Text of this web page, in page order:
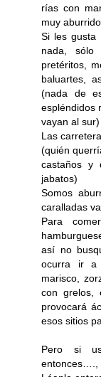
rías con
muy
Si les gusta
nada, sólo
pretéritos,
baluartes,
(nada de
espléndidos
vayan al sur)
Las
(quién
castaños y
jabatos)
Somos
caralladas
Para
así no
ocurra ir a
marisco,
con grelos,
provocará
esos sitios
Pero si
entonces….,